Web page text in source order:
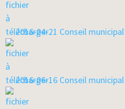
2016-04-21 Conseil municipal
2016-06-16 Conseil municipal